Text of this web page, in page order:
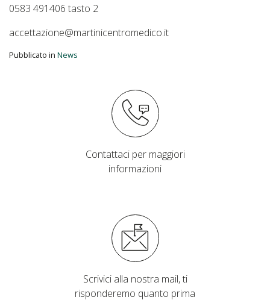
0583 491406 tasto 2
accettazione@martinicentromedico.it
Pubblicato in News
Contattaci per maggiori
informazioni
Scrivici alla nostra mail, ti
risponderemo quanto prima